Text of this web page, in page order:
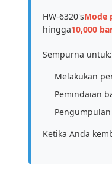
HW-6320'sMode
hingga10,000
Sempurna untuk:
Melakukan
Pemindaian
Ketika Anda